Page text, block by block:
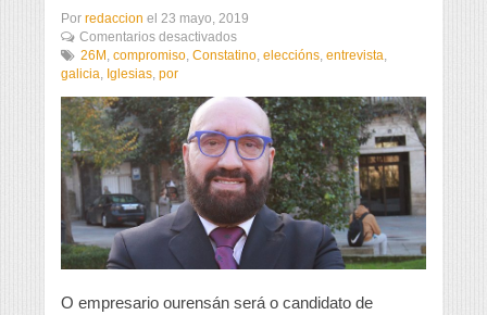
Por redaccion el 23 mayo, 2019
Comentarios desactivadosen
“As
a
nosa
medida
estrela”
26M, compromiso, Constatino, eleccións, entrevista,
galicia, Iglesias, por
O empresario ourensán será o candidato de